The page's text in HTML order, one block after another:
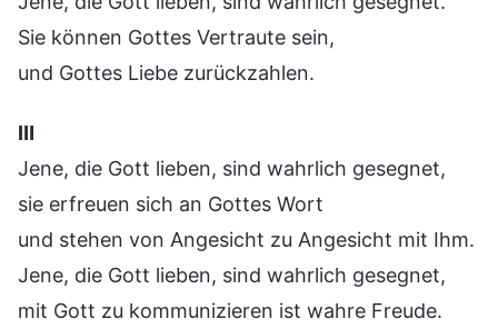
Sie können Gottes Vertraute sein,
und Gottes Liebe zurückzahlen.
Ⅲ
Jene, die Gott lieben, sind wahrlich gesegnet,
sie erfreuen sich an Gottes Wort
und stehen von Angesicht zu Angesicht mit Ihm.
Jene, die Gott lieben, sind wahrlich gesegnet,
mit Gott zu kommunizieren ist wahre Freude.